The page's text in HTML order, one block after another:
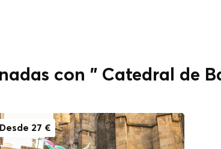
con " Catedral de
Desde 27 €